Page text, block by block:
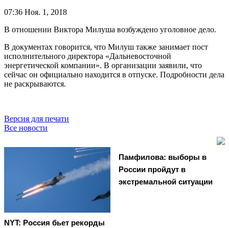
07:36 Ноя. 1, 2018
В отношении Виктора Милуша возбуждено уголовное дело.
В документах говорится, что Милуш также занимает пост
исполнительного директора «Дальневосточной
энергетической компании». В организации заявили, что
сейчас он официально находится в отпуске. Подробности дела
не раскрываются.
Версия для печати
Все новости
NYT: Россия бьет рекорды
Памфилова: выборы в
России пройдут в
экстремальной ситуации